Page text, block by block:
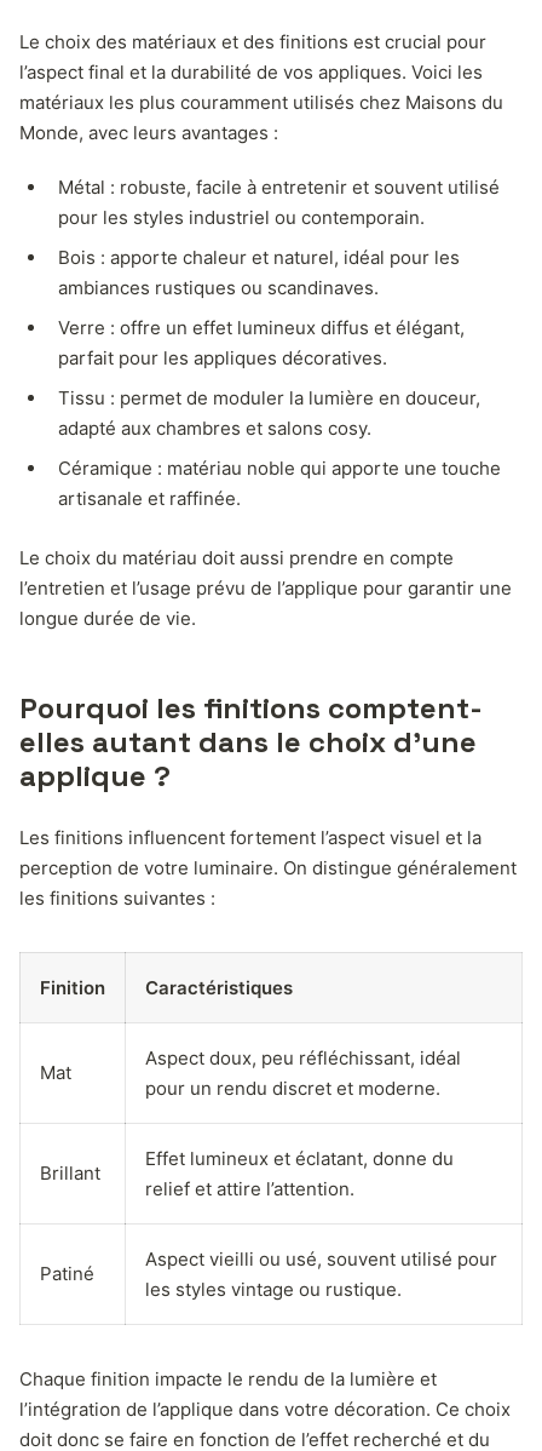
Le choix des matériaux et des finitions est crucial pour
l’aspect final et la durabilité de vos appliques. Voici les
matériaux les plus couramment utilisés chez Maisons du
Monde, avec leurs avantages :
Métal : robuste, facile à entretenir et souvent utilisé
pour les styles industriel ou contemporain.
Bois : apporte chaleur et naturel, idéal pour les
ambiances rustiques ou scandinaves.
Verre : offre un effet lumineux diffus et élégant,
parfait pour les appliques décoratives.
Tissu : permet de moduler la lumière en douceur,
adapté aux chambres et salons cosy.
Céramique : matériau noble qui apporte une touche
artisanale et raffinée.
Le choix du matériau doit aussi prendre en compte
l’entretien et l’usage prévu de l’applique pour garantir une
longue durée de vie.
Pourquoi les finitions comptent-
elles autant dans le choix d’une
applique ?
Les finitions influencent fortement l’aspect visuel et la
perception de votre luminaire. On distingue généralement
les finitions suivantes :
Finition Caractéristiques
Mat
Aspect doux, peu réfléchissant, idéal
pour un rendu discret et moderne.
Brillant
Effet lumineux et éclatant, donne du
relief et attire l’attention.
Patiné
Aspect vieilli ou usé, souvent utilisé pour
les styles vintage ou rustique.
Chaque finition impacte le rendu de la lumière et
l’intégration de l’applique dans votre décoration. Ce choix
doit donc se faire en fonction de l’effet recherché et du